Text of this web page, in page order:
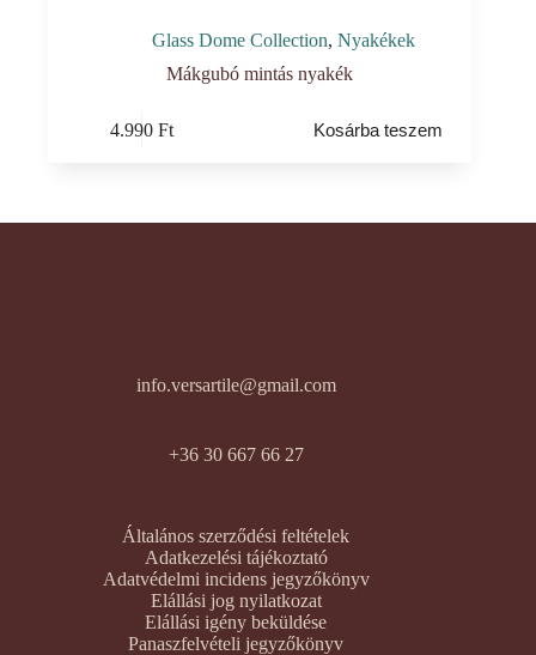
Glass Dome Collection,Nyakékek
Mákgubó mintás nyakék
4.990Ft Kosárba teszem
info.versartile@gmail.com
+36 30 667 66 27
Általános szerződési feltételek
Adatkezelési tájékoztató
Adatvédelmi incidens jegyzőkönyv
Elállási jog nyilatkozat
Elállási igény beküldése
Panaszfelvételi jegyzőkönyv